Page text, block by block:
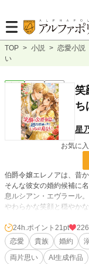
TOP > 小説 > 恋愛小説
い
完結 短編
笑
ち
星
お気に
伯爵令嬢エレノアは、昔
そんな彼女の婚約候補に
息ルシアン・エヴラール。
やわらかな笑顔と穏やか
けれど彼は、ただ優しい
人の感情も社交界の流れ
しかもエレノアが困るた
24h.ポイント 21pt
226
恋愛
貴族 婚約
両片思い
AI生成作品